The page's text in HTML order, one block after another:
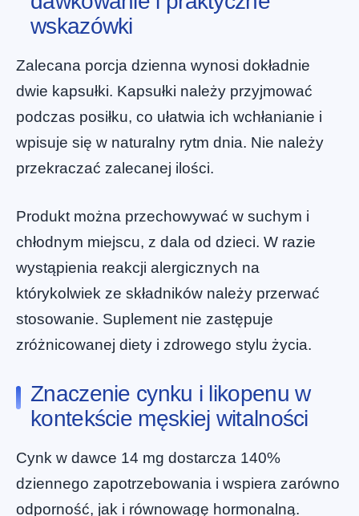
wskazówki
Zalecana porcja dzienna wynosi dokładnie
dwie kapsułki. Kapsułki należy przyjmować
podczas posiłku, co ułatwia ich wchłanianie i
wpisuje się w naturalny rytm dnia. Nie należy
przekraczać zalecanej ilości.
Produkt można przechowywać w suchym i
chłodnym miejscu, z dala od dzieci. W razie
wystąpienia reakcji alergicznych na
którykolwiek ze składników należy przerwać
stosowanie. Suplement nie zastępuje
zróżnicowanej diety i zdrowego stylu życia.
Znaczenie cynku i likopenu w
kontekście męskiej witalności
Cynk w dawce 14 mg dostarcza 140%
dziennego zapotrzebowania i wspiera zarówno
odporność, jak i równowagę hormonalną.